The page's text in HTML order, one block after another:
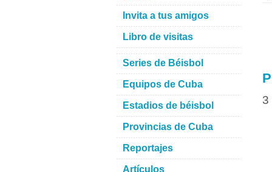
3
Invita a tus amigos
Libro de visitas
Series de Béisbol
Equipos de Cuba
Estadios de béisbol
Provincias de Cuba
Reportajes
Artículos